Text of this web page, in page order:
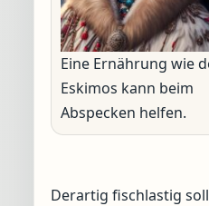
Eine Ernährung wie
Eskimos kann beim
Abspecken helfen.
Derartig fischlastig